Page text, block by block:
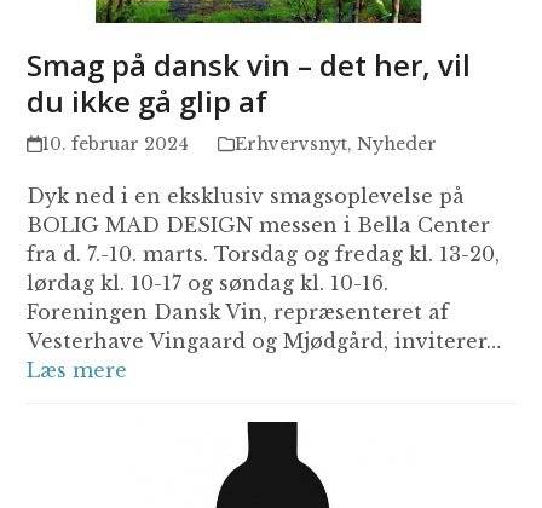
Smag på dansk vin – det her, vil
du ikke gå glip af
10. februar 2024 Erhvervsnyt, Nyheder
Dyk ned i en eksklusiv smagsoplevelse på
BOLIG MAD DESIGN messen i Bella Center
fra d. 7.-10. marts. Torsdag og fredag kl. 13-20,
lørdag kl. 10-17 og søndag kl. 10-16.
Foreningen Dansk Vin, repræsenteret af
Vesterhave Vingaard og Mjødgård, inviterer…
Læs mere